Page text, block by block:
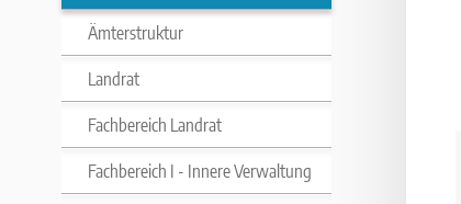
Ämterstruktur
Landrat
Fachbereich Landrat
Fachbereich I - Innere Verwaltung